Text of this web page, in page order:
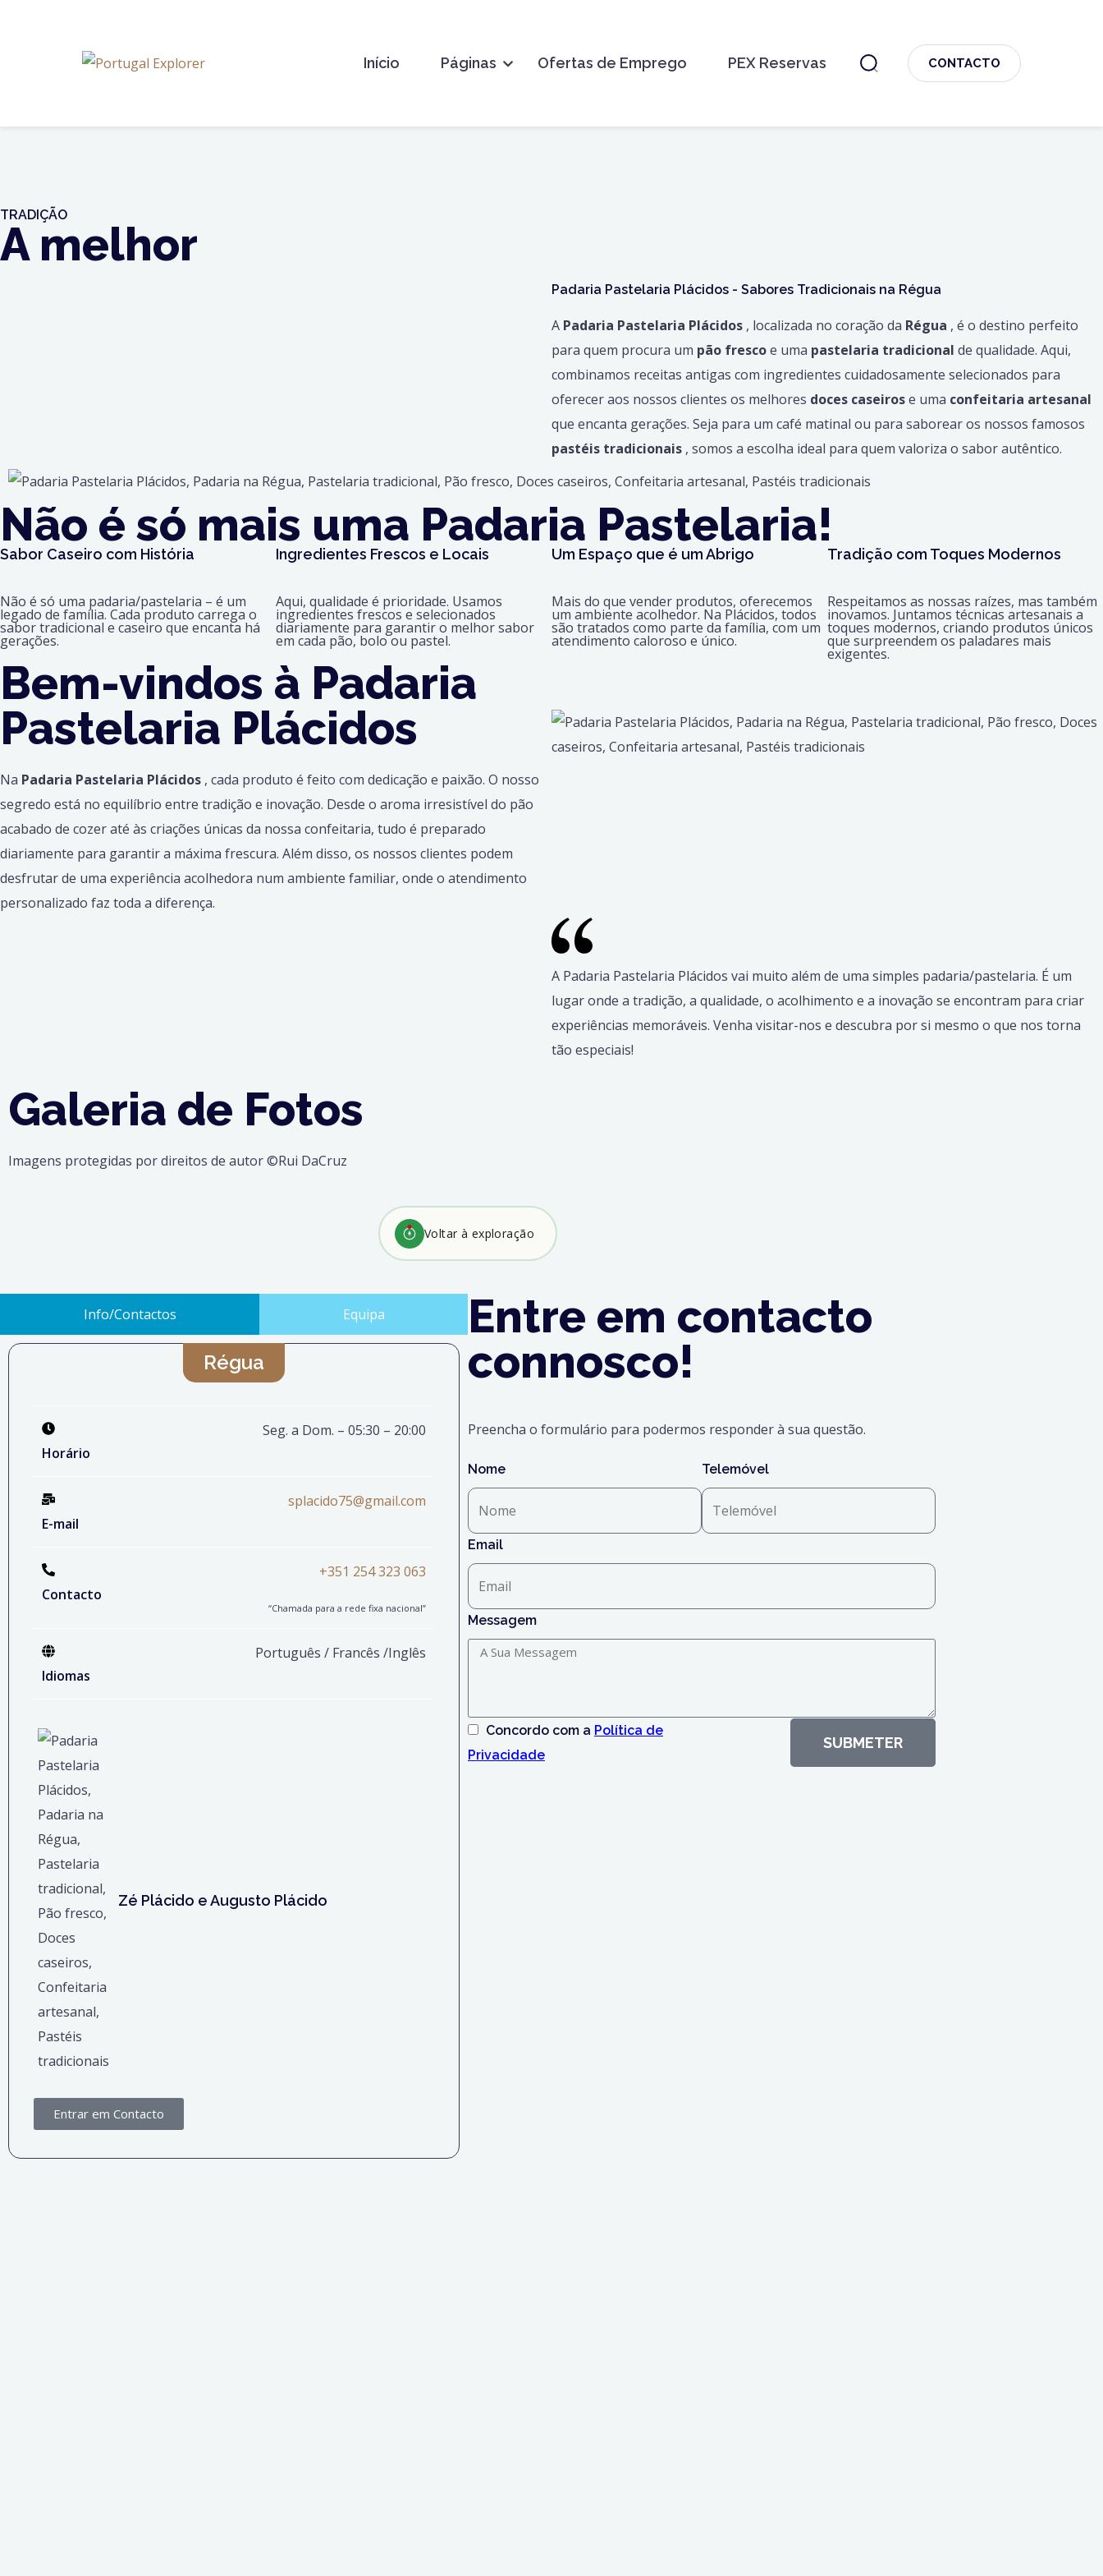
Início Páginas Ofertas de Emprego PEX Reservas CONTACTO
TRADIÇÃO
A melhor
Padaria Pastelaria Plácidos - Sabores Tradicionais na Régua
A Padaria Pastelaria Plácidos , localizada no coração da Régua , é o destino perfeito
para quem procura um pão frescoe uma pastelaria tradicional de qualidade. Aqui,
combinamos receitas antigas com ingredientes cuidadosamente selecionados para
oferecer aos nossos clientes os melhores doces caseirose uma confeitaria artesanal
que encanta gerações. Seja para um café matinal ou para saborear os nossos famosos
pastéis tradicionais , somos a escolha ideal para quem valoriza o sabor autêntico.
Não é só mais uma Padaria Pastelaria!
Sabor Caseiro com História
Não é só uma padaria/pastelaria – é um
legado de família. Cada produto carrega o
sabor tradicional e caseiro que encanta há
gerações.
Ingredientes Frescos e Locais
Aqui, qualidade é prioridade. Usamos
ingredientes frescos e selecionados
diariamente para garantir o melhor sabor
em cada pão, bolo ou pastel.
Um Espaço que é um Abrigo
Mais do que vender produtos, oferecemos
um ambiente acolhedor. Na Plácidos, todos
são tratados como parte da família, com um
atendimento caloroso e único.
Tradição com Toques Modernos
Respeitamos as nossas raízes, mas também
inovamos. Juntamos técnicas artesanais a
toques modernos, criando produtos únicos
que surpreendem os paladares mais
exigentes.
Bem-vindos à Padaria
Pastelaria Plácidos
Na Padaria Pastelaria Plácidos , cada produto é feito com dedicação e paixão. O nosso
segredo está no equilíbrio entre tradição e inovação. Desde o aroma irresistível do pão
acabado de cozer até às criações únicas da nossa confeitaria, tudo é preparado
diariamente para garantir a máxima frescura. Além disso, os nossos clientes podem
desfrutar de uma experiência acolhedora num ambiente familiar, onde o atendimento
personalizado faz toda a diferença.
A Padaria Pastelaria Plácidos vai muito além de uma simples padaria/pastelaria. É um
lugar onde a tradição, a qualidade, o acolhimento e a inovação se encontram para criar
experiências memoráveis. Venha visitar-nos e descubra por si mesmo o que nos torna
tão especiais!
Galeria de Fotos
Imagens protegidas por direitos de autor ©Rui DaCruz
Voltar à exploração
Info/Contactos Equipa
Régua
Horário
Seg. a Dom. – 05:30 – 20:00
E-mail
splacido75@gmail.com
Contacto
+351 254 323 063
“Chamada para a rede fixa nacional”
Idiomas
Português / Francês /Inglês
Zé Plácido e Augusto Plácido
Entrar em Contacto
Entre em contacto
connosco!
Preencha o formulário para podermos responder à sua questão.
Nome Telemóvel
Email
Messagem
Concordo com a Política de
Privacidade
SUBMETER